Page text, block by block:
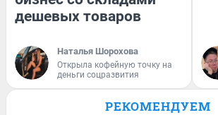
дешевых товаров
Наталья Шорохова
Открыла кофейную точку на
деньги соцразвития
РЕКОМЕНДУЕМ